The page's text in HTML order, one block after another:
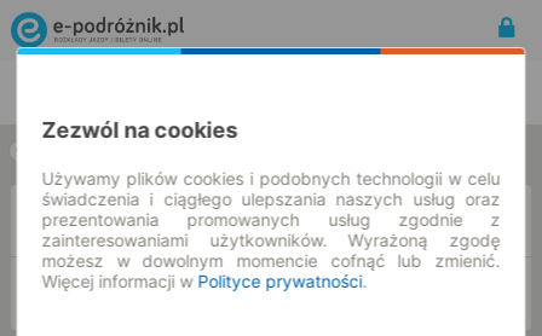
Z
DO
Zezwól na cookies
Używamy plików cookies i podobnych technologii w celu
świadczenia i ciągłego ulepszania naszych usług oraz
prezentowania promowanych usług zgodnie z
zainteresowaniami użytkowników. Wyrażoną zgodę
możesz w dowolnym momencie cofnąć lub zmienić.
Więcej informacji w Polityce prywatności.